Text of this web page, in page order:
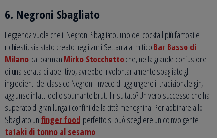
6. Negroni Sbagliato
Leggenda vuole che il Negroni Sbagliato, uno dei cocktail più famosi e
richiesti, sia stato creato negli anni Settanta al mitico Bar Basso di
Milanodal barman Mirko Stocchettoche, nella grande confusione
di una serata di aperitivo, avrebbe involontariamente sbagliato gli
ingredienti del classico Negroni. Invece di aggiungere il tradizionale gin,
aggiunse infatti dello spumante brut. Il risultato? Un vero successo che ha
superato di gran lunga i confini della città meneghina. Per abbinare allo
Sbagliato un finger food perfetto si può scegliere un coinvolgente
tataki di tonno al sesamo.